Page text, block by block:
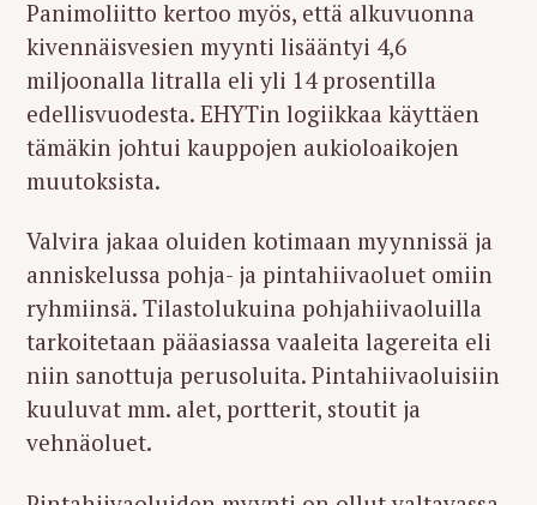
Panimoliitto kertoo myös, että alkuvuonna
kivennäisvesien myynti lisääntyi 4,6
miljoonalla litralla eli yli 14 prosentilla
edellisvuodesta. EHYTin logiikkaa käyttäen
tämäkin johtui kauppojen aukioloaikojen
muutoksista.
Valvira jakaa oluiden kotimaan myynnissä ja
anniskelussa pohja- ja pintahiivaoluet omiin
ryhmiinsä. Tilastolukuina pohjahiivaoluilla
tarkoitetaan pääasiassa vaaleita lagereita eli
niin sanottuja perusoluita. Pintahiivaoluisiin
kuuluvat mm. alet, portterit, stoutit ja
vehnäoluet.